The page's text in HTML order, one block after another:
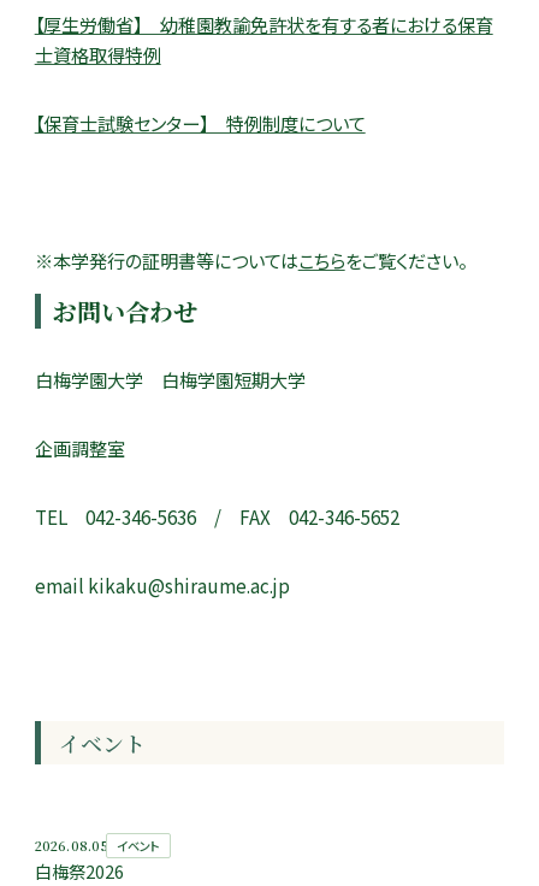
【厚生労働省】 幼稚園教諭免許状を有する者における保育
士資格取得特例
【保育士試験センター】 特例制度について
※本学発行の証明書等についてはこちらをご覧ください。
お問い合わせ
白梅学園大学 白梅学園短期大学
企画調整室
TEL 042-­346-­5636 / FAX 042-­346-­5652
e­mail kikaku@shiraume.ac.jp
イベント
2026.08.05 イベント
白梅祭2026